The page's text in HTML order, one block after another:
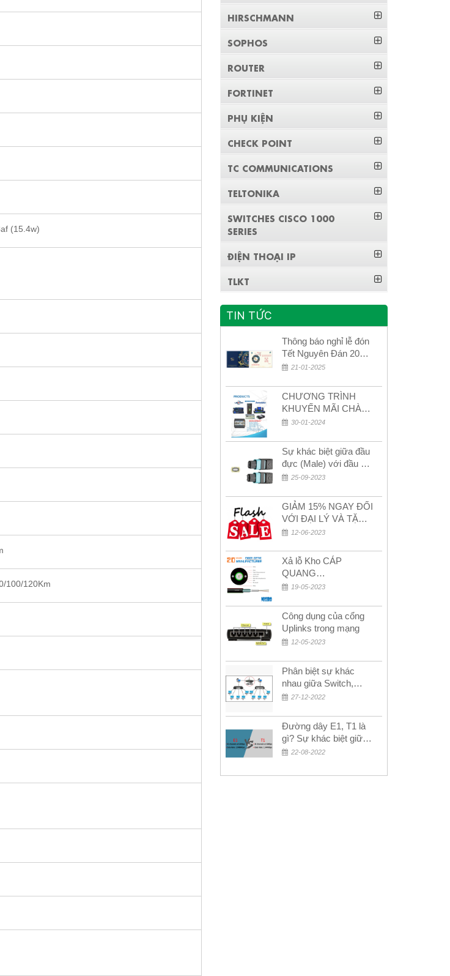
(15.4w)
100/120Km
HIRSCHMANN
SOPHOS
ROUTER
FORTINET
PHỤ KIỆN
CHECK POINT
TC COMMUNICATIONS
TELTONIKA
SWITCHES CISCO 1000
SERIES
ĐIỆN THOẠI IP
TLKT
TIN TỨC
Thông báo nghỉ lễ đón
Tết Nguyên Đán 2026
– Xuân Bính Ngọ!
21-01-2025
CHƯƠNG TRÌNH
KHUYẾN MÃI CHÀO
MỪNG NĂM MỚI
30-01-2024
Sự khác biệt giữa đầu
đực (Male) với đầu cái
(Female) trong bộ đầu
25-09-2023
GIẢM 15% NGAY ĐỐI
VỚI ĐẠI LÝ VÀ TẶNG
QUÀ KHÁCH HÀNG
12-06-2023
Xả lỗ Kho CÁP
QUANG
MULTIMODE CÁP
MULTIMODE 4-8-12-
24Fo SỢI OM1-OM2-
OM3 Siêu Rẻ 5k
19-05-2023
Công dụng của cổng
Uplinks trong mạng
12-05-2023
Phân biệt sự khác
nhau giữa Switch,
Router và Hub
27-12-2022
Đường dây E1, T1 là
gì? Sự khác biệt giữa
E1 và T1
22-08-2022